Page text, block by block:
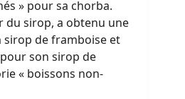
» pour sa chorba.
du sirop, a obtenu une
sirop de framboise et
son sirop de
« boissons non-